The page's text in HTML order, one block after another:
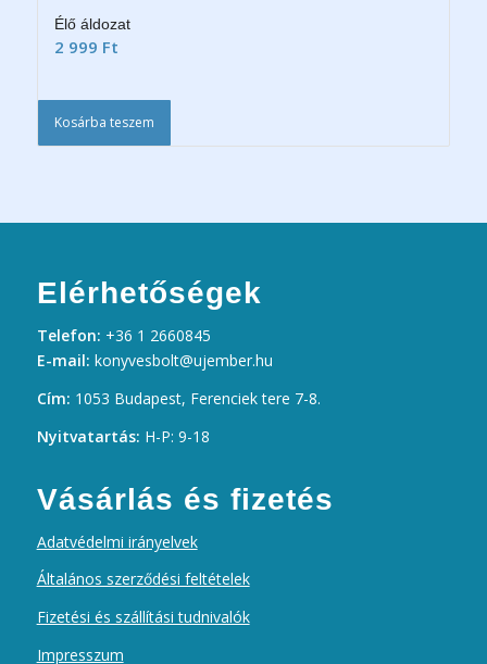
Élő áldozat
2 999 Ft
Kosárba teszem
Elérhetőségek
Telefon: +36 1 2660845
E-mail: konyvesbolt@ujember.hu
Cím: 1053 Budapest, Ferenciek tere 7-8.
Nyitvatartás: H-P: 9-18
Vásárlás és fizetés
Adatvédelmi irányelvek
Általános szerződési feltételek
Fizetési és szállítási tudnivalók
Impresszum